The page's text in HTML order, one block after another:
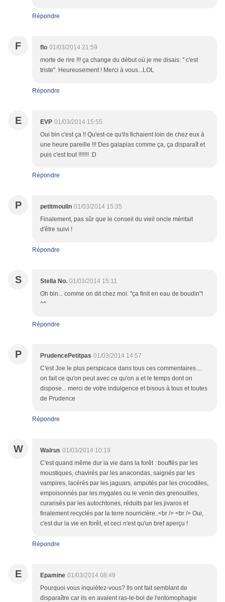
Répondre
F flo 01/03/2014 21:59
morte de rire !!! ça change du début où je me disais: " c'est
triste". Heureusement ! Merci à vous...LOL
Répondre
E EVP 01/03/2014 15:55
Oui bin c'est ça !! Qu'est-ce qu'ils fichaient loin de chez eux à
une heure pareille !!! Des galapias comme ça, ça disparaît et
puis c'est tout !!!!!!! :D
Répondre
P petitmoulin 01/03/2014 15:35
Finalement, pas sûr que le conseil du vieil oncle méritait
d'être suivi !
Répondre
S Stella No. 01/03/2014 15:11
Oh bin... comme on dit chez moi: "ça finit en eau de boudin"!
^^
Répondre
P PrudencePetitpas 01/03/2014 14:57
C'est Joe le plus perspicace dans tous ces commentaires....
on fait ce qu'on peut avec ce qu'on a et le temps dont on
dispose... merci de votre indulgence et bisous à tous et toutes
de Prudence
Répondre
W Walrus 01/03/2014 10:19
C'est quand même dur la vie dans la forêt : bouffés par les
moustiques, chavirés par les anacondas, saignés par les
vampires, lacérés par les jaguars, amputés par les crocodiles,
empoisonnés par les mygales ou le venin des grenouilles,
curarisés par les autochtones, réduits par les jivaros et
finalement recyclés par la terre nourricière..<br /> <br /> Oui,
c'est dur la vie en forêt, et ceci n'est qu'un bref aperçu !
Répondre
E Epamine 01/03/2014 08:49
Pourquoi vous inquiétez-vous? Ils ont fait semblant de
disparaître car ils en avaient ras-le-bol de l'entomophagie